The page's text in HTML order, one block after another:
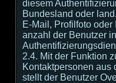
diesem
Bundesland oder
E-Mail, Profilfoto
anzahl der Benutzer
2.4. Mit der Funktion
Kontaktpersonen aus
stellt der Benutzer